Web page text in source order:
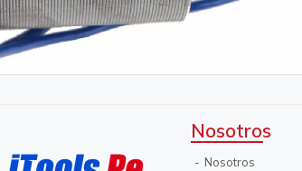
Nosotros
Nosotros